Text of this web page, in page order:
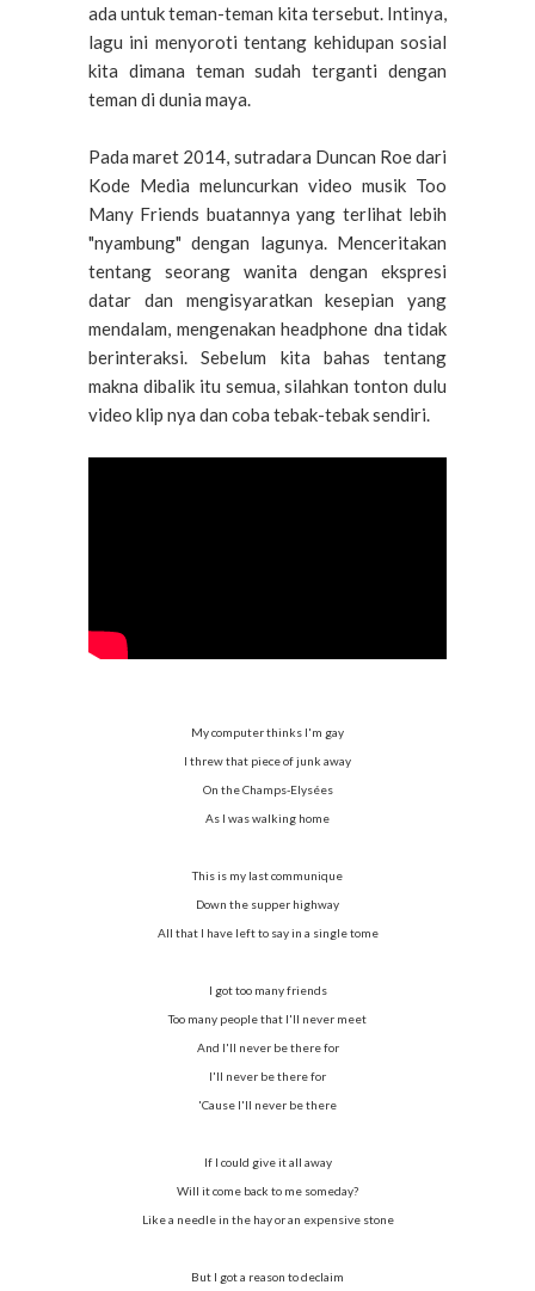
ada untuk teman-teman kita tersebut. Intinya,
lagu ini menyoroti tentang kehidupan sosial
kita dimana teman sudah terganti dengan
teman di dunia maya.
Pada maret 2014, sutradara Duncan Roe dari
Kode Media meluncurkan video musik Too
Many Friends buatannya yang terlihat lebih
"nyambung" dengan lagunya. Menceritakan
tentang seorang wanita dengan ekspresi
datar dan mengisyaratkan kesepian yang
mendalam, mengenakan headphone dna tidak
berinteraksi. Sebelum kita bahas tentang
makna dibalik itu semua, silahkan tonton dulu
video klip nya dan coba tebak-tebak sendiri.
My computer thinks I'm gay
I threw that piece of junk away
On the Champs-Elysées
As I was walking home
This is my last communique
Down the supper highway
All that I have left to say in a single tome
I got too many friends
Too many people that I'll never meet
And I'll never be there for
I'll never be there for
'Cause I'll never be there
If I could give it all away
Will it come back to me someday?
Like a needle in the hay or an expensive stone
But I got a reason to declaim